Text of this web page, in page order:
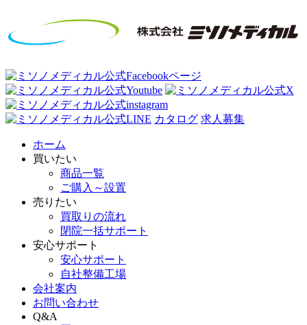
カタログ 求人募集
ホーム
買いたい
商品一覧
ご購入～設置
売りたい
買取りの流れ
閉院一括サポート
安心サポート
安心サポート
自社整備工場
会社案内
お問い合わせ
Q&A